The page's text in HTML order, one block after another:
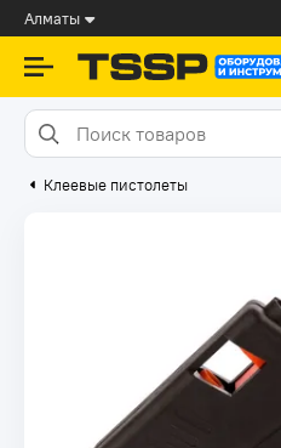
Алматы
Клеевые пистолеты